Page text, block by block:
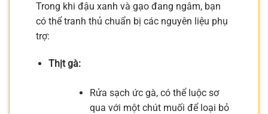
Trong khi đậu xanh và gạo đang ngâm, bạn
có thể tranh thủ chuẩn bị các nguyên liệu phụ
trợ:
Thịt gà:
Rửa sạch ức gà, có thể luộc sơ
qua với một chút muối để loại bỏ